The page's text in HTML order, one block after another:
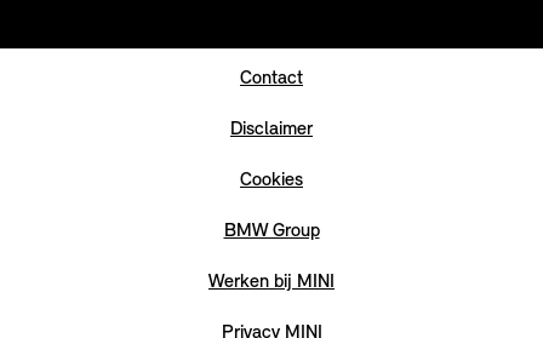
Contact
Disclaimer
Cookies
BMW Group
Werken bij MINI
Privacy MINI